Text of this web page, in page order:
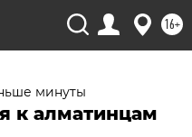
16+
минуты
к алматинцам